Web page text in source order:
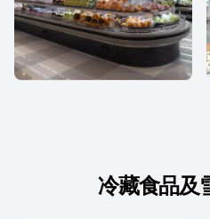
冷藏食品及